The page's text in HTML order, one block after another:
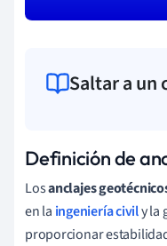
Saltar a un
Definición de
Losanclajes
en la ingeniería civily la
proporcionar